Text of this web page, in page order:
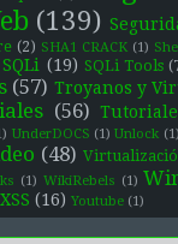
(139)
(2) SHA1 CRACK (1)
SQLi (19) SQLi Tools
(57) Troyanos y
(56)
UnderDOCS (1) Unlock (1)
(48)
(1) WikiRebels (1)
XSS (16) Youtube (1)